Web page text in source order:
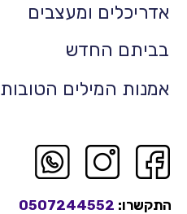
אדריכלים ומעצבים
בביתם החדש
אמנות המילים הטובות
התקשרו: 0507244552